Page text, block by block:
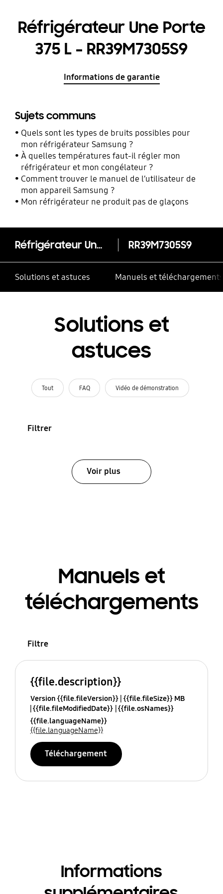
Réfrigérateur Une Porte
375 L - RR39M7305S9
Informations de garantie
Sujets communs
Quels sont les types de bruits possibles pour
mon réfrigérateur Samsung ?
À quelles températures faut-il régler mon
réfrigérateur et mon congélateur ?
Comment trouver le manuel de l’utilisateur de
mon appareil Samsung ?
Mon réfrigérateur ne produit pas de glaçons
Réfrigérateur Une Porte 375 L - RR39M7305S9 RR39M7305S9
Solutions et astuces Manuels et téléchargements
Solutions et
astuces
Tout FAQ Vidéo de démonstration
Filtrer
Voir plus
Manuels et
téléchargements
Filtre
{{file.description}}
Version {{file.fileVersion}} {{file.fileSize}} MB
{{file.fileModifiedDate}} {{file.osNames}}
{{file.languageName}}
{{file.languageName}}
Téléchargement
Informations